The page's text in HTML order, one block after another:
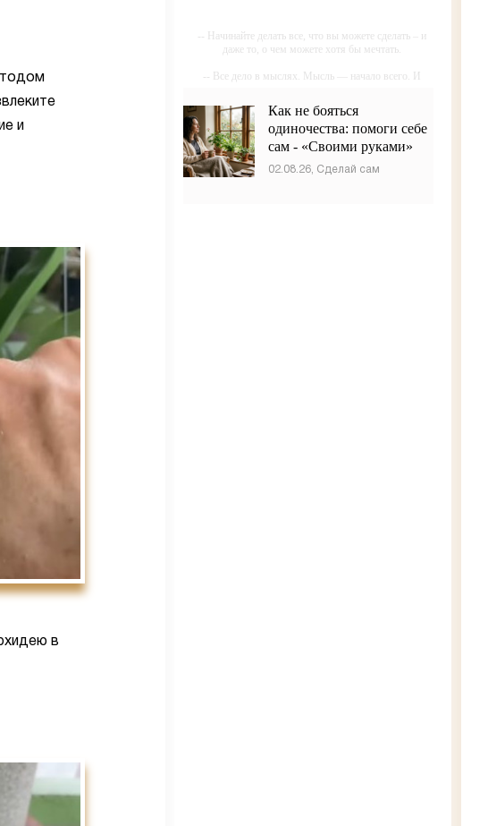
и
в
-- Начинайте делать все, что вы можете сделать – и
даже то, о чем можете хотя бы мечтать.
-- Все дело в мыслях. Мысль — начало всего. И
совершенствования: работать над мыслями.
-- Идите уверенно по направлению к мечте. Живите
той жизнью, которую вы сами себе придумали.
-- Самое большое богатство — это ум. Самая
Как не бояться
одиночества: помоги себе
сам - «Своими руками»
02.08.26, Сделай сам